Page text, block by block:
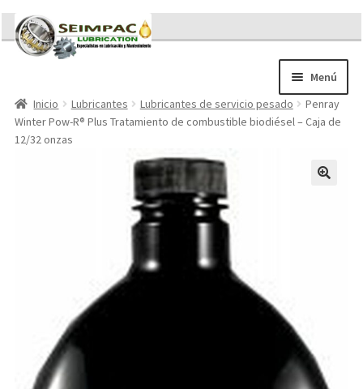
Ir
a
Ir
al
contenido
Menú
Sobre nosotros
Brochures
Contacto/Solicitar Cotización
Memorándum COVID-19
Inicio Lubricantes Lubricantes de servicio pesado
Penray
Winter Pow-R® Plus Tratamiento de combustible biodiésel – Caja de
12/32 onzas